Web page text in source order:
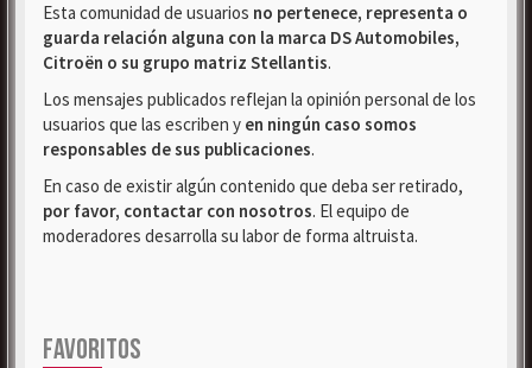
Esta comunidad de usuarios no pertenece, representa o
guarda relación alguna con la marca DS Automobiles,
Citroën o su grupo matriz Stellantis.
Los mensajes publicados reflejan la opinión personal de los
usuarios que las escriben y en ningún caso somos
responsables de sus publicaciones.
En caso de existir algún contenido que deba ser retirado,
por favor, contactar con nosotros. El equipo de
moderadores desarrolla su labor de forma altruista.
FAVORITOS